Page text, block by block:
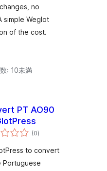
no
simple Weglot
of the cost.
: 10未満
PT AO90
(0個
の
価
)
to convert